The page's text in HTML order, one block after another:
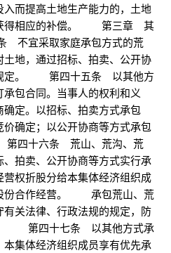
而提高土地生产能力的，土地
获得相应的补偿。 第三章 其
宜采取家庭承包方式的荒
地，通过招标、拍卖、公开协
规定。 第四十五条 以其他方
包合同。当事人的权利和义
定。以招标、拍卖方式承包
确定；以公开协商等方式承包
四十六条 荒山、荒沟、荒
拍卖、公开协商等方式实行承
权折股分给本集体经济组织成
份合作经营。 承包荒山、荒
关法律、行政法规的规定，防
。 第四十七条 以其他方式承
集体经济组织成员享有优先承